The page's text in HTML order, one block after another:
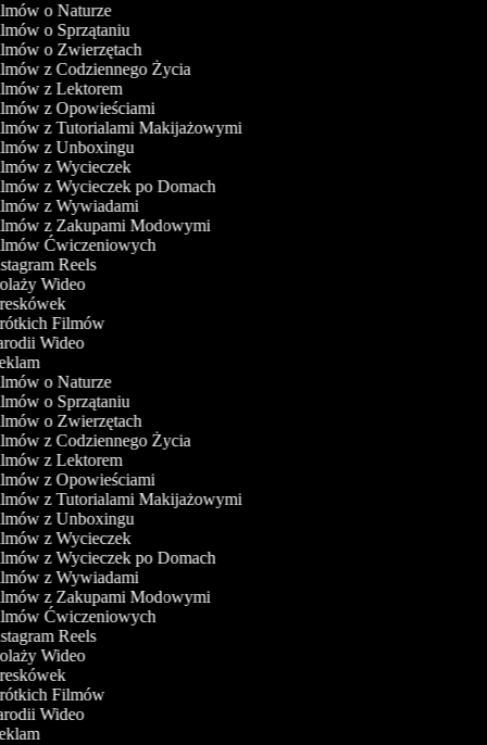
o Naturze
o Sprzątaniu
o Zwierzętach
z Codziennego Życia
z Lektorem
z Opowieściami
z Tutorialami Makijażowymi
z Unboxingu
z Wycieczek
z Wycieczek po Domach
z Wywiadami
z Zakupami Modowymi
Ćwiczeniowych
Reels
Wideo
Filmów
Wideo
o Naturze
o Sprzątaniu
o Zwierzętach
z Codziennego Życia
z Lektorem
z Opowieściami
z Tutorialami Makijażowymi
z Unboxingu
z Wycieczek
z Wycieczek po Domach
z Wywiadami
z Zakupami Modowymi
Ćwiczeniowych
Reels
Wideo
Filmów
Wideo